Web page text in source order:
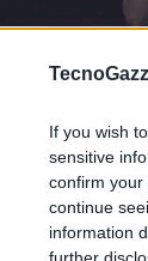
If you wish
sensitive
confirm your
continue
information